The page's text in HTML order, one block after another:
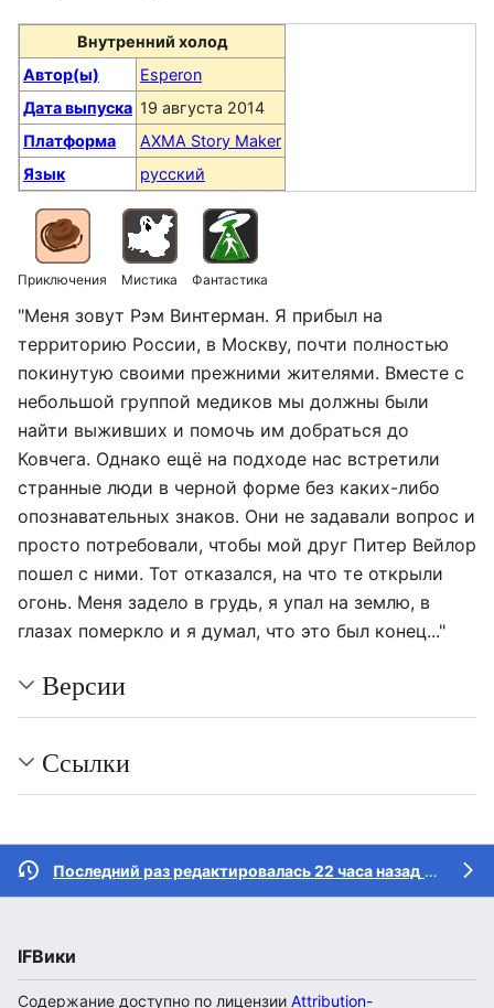
Внутренний холод
Автор(ы)
Esperon
Дата выпуска 19 августа 2014
Платформа
AXMA Story Maker
Язык
русский
Приключения Мистика Фантастика
"Меня зовут Рэм Винтерман. Я прибыл на
территорию России, в Москву, почти полностью
покинутую своими прежними жителями. Вместе с
небольшой группой медиков мы должны были
найти выживших и помочь им добраться до
Ковчега. Однако ещё на подходе нас встретили
странные люди в черной форме без каких-либо
опознавательных знаков. Они не задавали вопрос и
просто потребовали, чтобы мой друг Питер Вейлор
пошел с ними. Тот отказался, на что те открыли
огонь. Меня задело в грудь, я упал на землю, в
глазах померкло и я думал, что это был конец..."
Версии
Ссылки
Последний раз редактировалась 22 часа назад
IFВики
Содержание доступно по лицензии Attribution-